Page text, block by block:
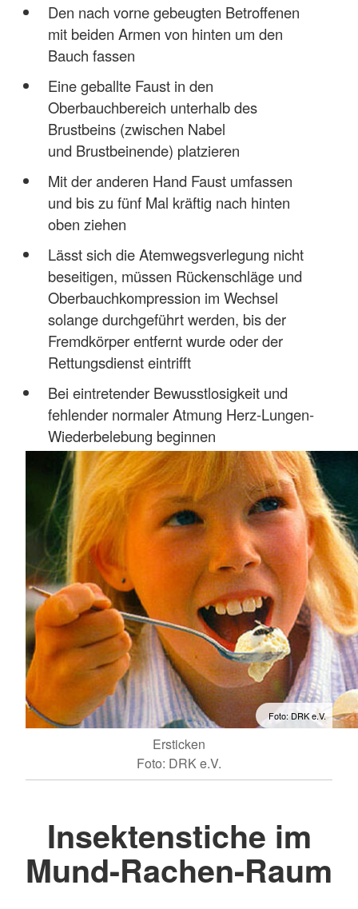
Den nach vorne gebeugten Betroffenen
mit beiden Armen von hinten um den
Bauch fassen
Eine geballte Faust in den
Oberbauchbereich unterhalb des
Brustbeins (zwischen Nabel
und Brustbeinende) platzieren
Mit der anderen Hand Faust umfassen
und bis zu fünf Mal kräftig nach hinten
oben ziehen
Lässt sich die Atemwegsverlegung nicht
beseitigen, müssen Rückenschläge und
Oberbauchkompression im Wechsel
solange durchgeführt werden, bis der
Fremdkörper entfernt wurde oder der
Rettungsdienst eintrifft
Bei eintretender Bewusstlosigkeit und
fehlender normaler Atmung Herz-Lungen-
Wiederbelebung beginnen
Foto: DRK e.V.
Ersticken
Foto: DRK e.V.
Insektenstiche im
Mund-Rachen-Raum